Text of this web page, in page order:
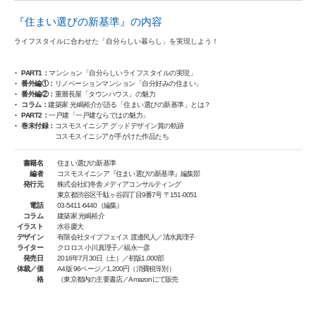
『住まい選びの新基準』の内容
ライフスタイルに合わせた「自分らしい暮らし」を実現しよう！
PART1： マンション「自分らしいライフスタイルの実現」
番外編①： リノベーションマンション「自分好みの住まい」
番外編②： 重層長屋「タウンハウス」の魅力
コラム： 建築家 光嶋裕介が語る「住まい選びの新基準」とは？
PART2： 一戸建「一戸建ならではの魅力」
巻末付録： コスモスイニシア グッドデザイン賞の軌跡
コスモスイニシアが手がけた作品たち
書籍名
住まい選びの新基準
編者
コスモスイニシア『住まい選びの新基準』編集部
発行元
株式会社幻冬舎メディアコンサルティング
東京都渋谷区千駄ヶ谷四丁目9番7号 〒151-0051
電話
03-5411-6440（編集）
コラム
建築家 光嶋裕介
イラスト
水谷慶大
デザイン
有限会社タイプフェイス 渡邊民人／清水真理子
ライター
クロロス 小川真理子／福永一彦
発売日
2016年7月30日（土）／初版1,000部
体裁／価
格
A4版 96ページ／1,200円（消費税等別）
（東京都内の主要書店／Amazonにて販売